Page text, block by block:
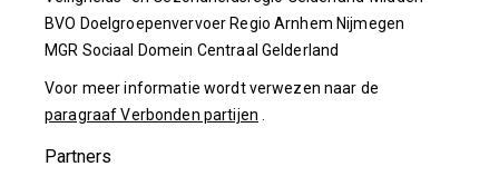
BVO Doelgroepenvervoer Regio Arnhem Nijmegen
MGR Sociaal Domein Centraal Gelderland
Voor meer informatie wordt verwezen naar de
paragraaf Verbonden partijen
Partners